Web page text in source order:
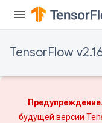
TensorFlow
Предупреждение.
будущей версии